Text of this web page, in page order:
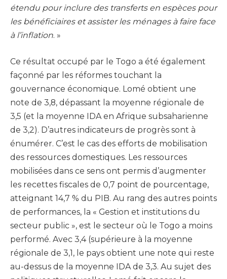
étendu pour inclure des transferts en espèces pour
les bénéficiaires et assister les ménages à faire face
à l’inflation. »
Ce résultat occupé par le Togo a été également
façonné par les réformes touchant la
gouvernance économique. Lomé obtient une
note de 3,8, dépassant la moyenne régionale de
3,5 (et la moyenne IDA en Afrique subsaharienne
de 3,2). D’autres indicateurs de progrès sont à
énumérer. C’est le cas des efforts de mobilisation
des ressources domestiques. Les ressources
mobilisées dans ce sens ont permis d’augmenter
les recettes fiscales de 0,7 point de pourcentage,
atteignant 14,7 % du PIB. Au rang des autres points
de performances, la « Gestion et institutions du
secteur public », est le secteur où le Togo a moins
performé. Avec 3,4 (supérieure à la moyenne
régionale de 3,1, le pays obtient une note qui reste
au-dessus de la moyenne IDA de 3,3. Au sujet des